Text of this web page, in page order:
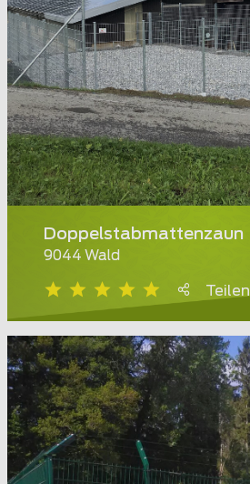
Doppelstabmattenzaun
9044 Wald
Teilen